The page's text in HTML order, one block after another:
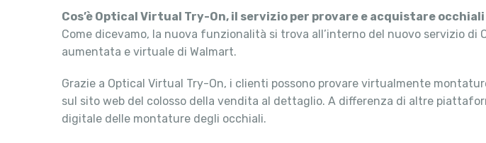
Cos’è Optical Virtual Try-On, il servizio per provare e acquistare occhiali
Come dicevamo, la nuova funzionalità si trova all’interno del nuovo servizio
aumentata e virtuale di Walmart.
Grazie a Optical Virtual Try-On, i clienti possono provare virtualmente
sul sito web del colosso della vendita al dettaglio. A differenza di altre
digitale delle montature degli occhiali.